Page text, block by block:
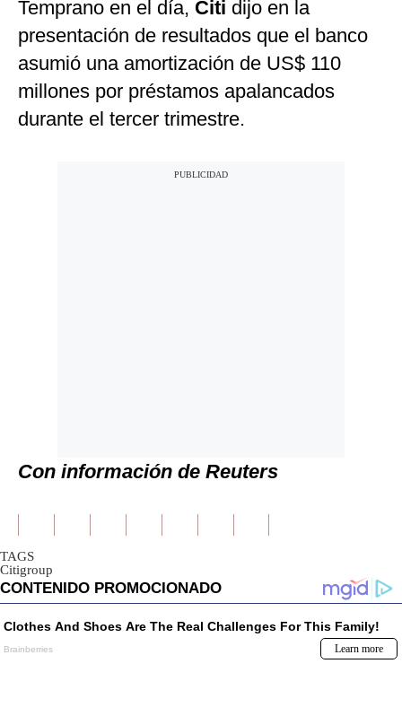
Temprano en el día, Citi dijo en la
presentación de resultados que el banco
asumió una amortización de US$ 110
millones por préstamos apalancados
durante el tercer trimestre.
Con información de Reuters
TAGS
Citigroup